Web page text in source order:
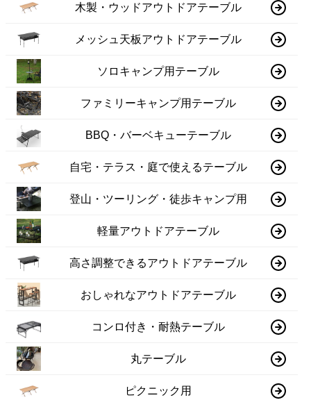
木製・ウッドアウトドアテーブル
メッシュ天板アウトドアテーブル
ソロキャンプ用テーブル
ファミリーキャンプ用テーブル
BBQ・バーベキューテーブル
自宅・テラス・庭で使えるテーブル
登山・ツーリング・徒歩キャンプ用
軽量アウトドアテーブル
高さ調整できるアウトドアテーブル
おしゃれなアウトドアテーブル
コンロ付き・耐熱テーブル
丸テーブル
ピクニック用